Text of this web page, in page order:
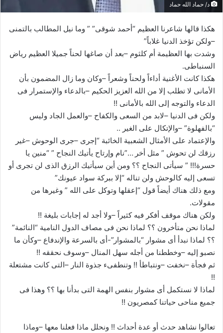
د/ حماد الله حماد
هكذا قالها شاعرنا العظيم “أحمد شوقى” ” وما نيل المطالب بالتمنى
–ولكن تؤخذ الدنيا غلاباً”
وشدت بها العظيمة أم كلثوم –بعد أن صاغها لحناً جميلا العظيم رياض
السنباطى.
هكذا كانت الأغنية أداءاً ولحناً وشعراً –وكان وما زال المضمون بأن
الأمانى لا تطلب إلا من الله العزيز الحكيم –بالدعاء والإستمرار فى
الدعاء والتوجه إلى الله بالأمانى !!
ولكن فى الدنيا –لابد من السعى والكفاح –والعمل الجاد وليس
“بالفهلوة” –والإتكال على الغير ..
والإعتماد على الأمثال الشعبية الخائبة “إجرى –جرى الوحوش –غير
رزقك لن تحوش ” مثل أخر …”نام وإرتاح يأتيك النجاح ” “منين يا
حسرة!!! ” سيأتى النجاح ؟؟ ومن أين سيأتيك الرزق الذى لن تجرى أو
تسعى إليه كالوحش ولن تناله “إلا ببركة سواد عيونك”
ومع ذلك هناك أيضاً قول “إعقلها وتوكل على الله ” وغيرها من
مقولات.
ولكن هناك موقف أفكر فيه كثيراً –ولا أجد له إجابات بليغة !!
لماذا نحن متأخرون ؟؟ لماذا نحن فى مصاف الدول النامية “النائمة”
؟؟ لماذا نبدأ أى مشوار “بالمشوار”-أى بالسرعة والإندفاع –وكأن ما
نصبو إليه –وخططنا من أجله سهل المنال –وسوف نحققه !!
ثم فجأة –نخفت –ونتباطأ !! وتنطفىء جذوة النار –التى كانت مشتعلة
!!
لماذا لا نستكمل أى مشوار بنفس الهمة التى بدأنا بها ؟؟ وهذا فى
جميع مناحى حياتنا كمصريون !!
تعالوا نشاهد حدث أو عدة أحداث !! ونحلل ماذا فعلنا معها –وماذا